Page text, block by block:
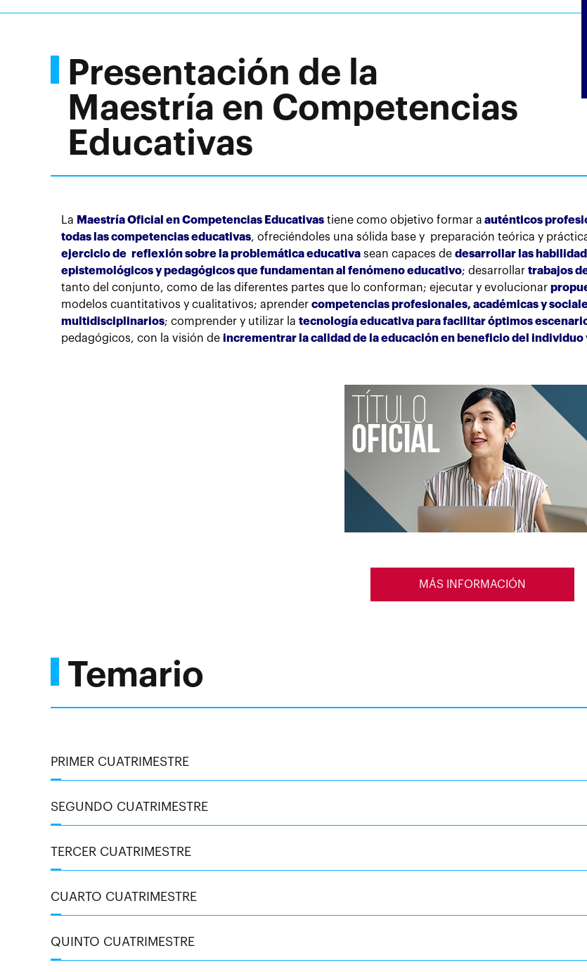
Presentación de la
Maestría en Competencias
Educativas
La Maestría Oficial en Competencias Educativas tiene como objetivo formar a auténticos
todas las competencias educativas, ofreciéndoles una sólida base y preparación teórica y
ejercicio de reflexión sobre la problemática educativa sean capaces de desarrollar las
epistemológicos y pedagógicos que fundamentan al fenómeno educativo; desarrollar trabajos
tanto del conjunto, como de las diferentes partes que lo conforman; ejecutar y evolucionar
modelos cuantitativos y cualitativos; aprender competencias profesionales, académicas y
multidisciplinarios; comprender y utilizar la tecnología educativa para facilitar óptimos
pedagógicos, con la visión de incrementrar la calidad de la educación en beneficio del individuo
MÁS INFORMACIÓN
Temario
PRIMER CUATRIMESTRE
SEGUNDO CUATRIMESTRE
TERCER CUATRIMESTRE
CUARTO CUATRIMESTRE
QUINTO CUATRIMESTRE